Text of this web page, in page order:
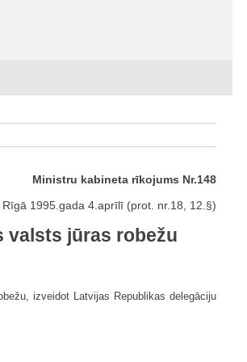
Ministru kabineta rīkojums Nr.148
Rīgā 1995.gada 4.aprīlī (prot. nr.18, 12.§)
valsts jūras robežu
izveidot Latvijas Republikas delegāciju